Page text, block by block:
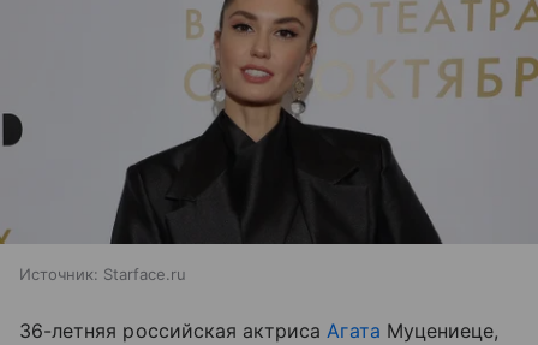
Источник: Starface.ru
36-летняя российская актрисаАгата Муцениеце,